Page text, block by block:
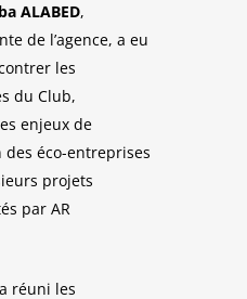
ALABED,
de l’agence, a eu
les
du Club,
enjeux de
éco-entreprises
projets
par AR
réuni les